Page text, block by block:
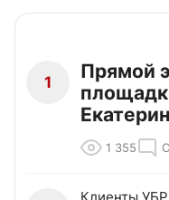
1
Прямой
1 355